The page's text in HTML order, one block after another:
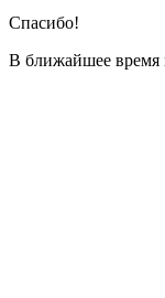
Спасибо!
В ближайшее